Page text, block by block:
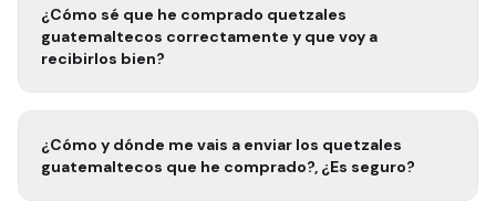
¿Cómo sé que he comprado quetzales
guatemaltecos
recibirlos bien?
¿Cómo y dónde me vais a enviar los quetzales
guatemaltecos que he comprado?, ¿Es seguro?